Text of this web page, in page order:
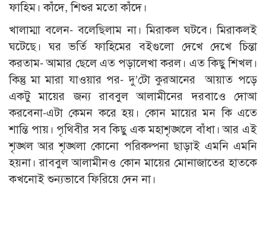
ফাহিম। কাঁদে, শিশুর মতো কাঁদে।
খালাম্মা বলেন- বলেছিলাম না। মিরাকল ঘটবে। মিরাকলই
ঘটেছে। ঘর ভর্তি ফাহিমের বইগুলো দেখে দেখে চিন্তা
করতাম- আমার ছেলে এত পড়ালেখা করল। এত কিছু শিখল।
কিন্তু মা মারা যাওয়ার পর- দু’টো কুরআনের আয়াত পড়ে
একটু মায়ের জন্য রাববুল আলামীনের দরবাওে দোআ
করবেনা-এটা কেমন করে হয়। কোন মায়ের মন কি এতে
শান্তি পায়। পৃথিবীর সব কিছু এক মহাশৃঙ্খলে বাঁধা। আর এই
শৃঙ্খল আর শৃঙ্খলা কোনো পরিকল্পনা ছাড়াই এমনি এমনি
হয়না। রাববুল আলামীনও কোন মায়ের মোনাজাতের হাতকে
কখনোই শুন্যভাবে ফিরিয়ে দেন না।